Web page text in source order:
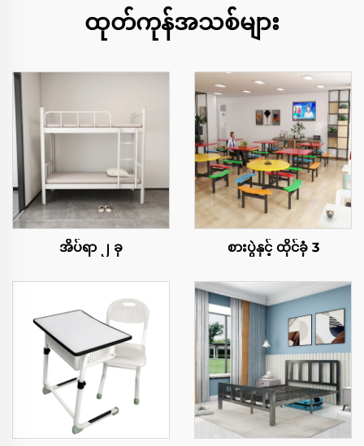
ထုတ်ကုန်အသစ်များ
အိပ်ရာ ၂ ခု စားပွဲနှင့် ထိုင်ခုံ 3